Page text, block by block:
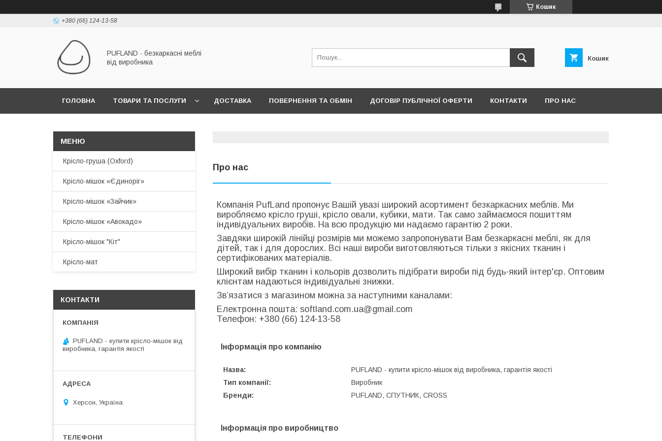
Кошик
+380 (66) 124-13-58
PUFLAND - безкаркасні меблі
від виробника
Кошик
ГОЛОВНА ТОВАРИ ТА ПОСЛУГИ ДОСТАВКА ПОВЕРНЕННЯ ТА ОБМІН ДОГОВІР ПУБЛІЧНОЇ ОФЕРТИ КОНТАКТИ ПРО НАС
Про нас
Компанія PufLand пропонує Вашій увазі широкий асортимент безкаркасних меблів. Ми
виробляємо крісло груші, крісло овали, кубики, мати. Так само займаємося пошиттям
індивідуальних виробів. На всю продукцію ми надаємо гарантію 2 роки.
Завдяки широкій лінійці розмірів ми можемо запропонувати Вам безкаркасні меблі, як для
дітей, так і для дорослих. Всі наші вироби виготовляються тільки з якісних тканин і
сертифікованих матеріалів.
Широкий вибір тканин і кольорів дозволить підібрати вироби під будь-який інтер'єр. Оптовим
клієнтам надаються індивідуальні знижки.
Зв’язатися з магазином можна за наступними каналами:
Електронна пошта: softland.com.ua@gmail.com
Телефон: +380 (66) 124-13-58
Інформація про компанію
Назва:
PUFLAND - купити крісло-мішок від виробника, гарантія якості
Тип компанії:
Виробник
Бренди:
PUFLAND, СПУТНИК, CROSS
Інформація про виробництво
Крісло-груша (Oxford)
Крісло-мішок «Єдиноріг»
Крісло-мішок «Зайчик»
Крісло-мішок «Авокадо»
Крісло-мішок "Кіт"
Крісло-мат
КОНТАКТИ
PUFLAND - купити крісло-мішок від
виробника, гарантія якості
Херсон, Україна